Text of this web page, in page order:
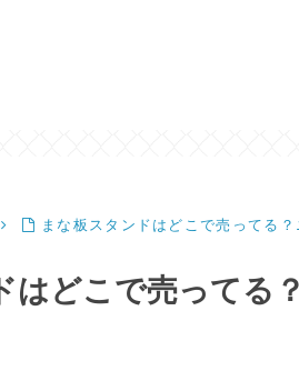
まな板スタンドはどこで売ってる
はどこで売ってる